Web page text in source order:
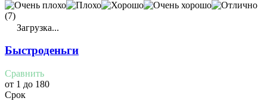
(7)
Загрузка...
Быстроденьги
Сравнить
от 1 до 180
Срок